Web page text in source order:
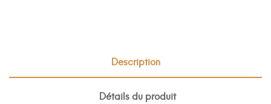
Description
Détails du produit